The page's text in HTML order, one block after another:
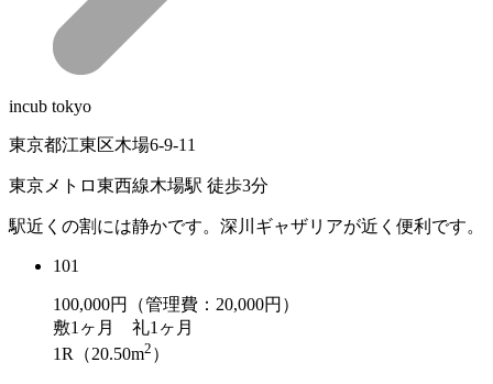
incub tokyo
東京都江東区木場6-9-11
東京メトロ東西線木場駅 徒歩3分
駅近くの割には静かです。深川ギャザリアが近く便利です。
101
100,000円（管理費：20,000円）
敷1ヶ月 礼1ヶ月
1R（20.50m2 ）